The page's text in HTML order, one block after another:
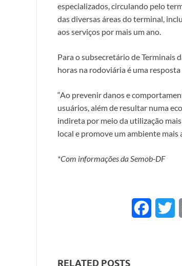
especializados, circulando pelo
das diversas áreas do terminal,
aos serviços por mais um ano.
Para o subsecretário de Terminais
horas na rodoviária é uma
“Ao prevenir danos e
usuários, além de resultar numa
indireta por meio da utilização
local e promove um ambiente mais
*Com informações da Semob-DF
RELATED POSTS